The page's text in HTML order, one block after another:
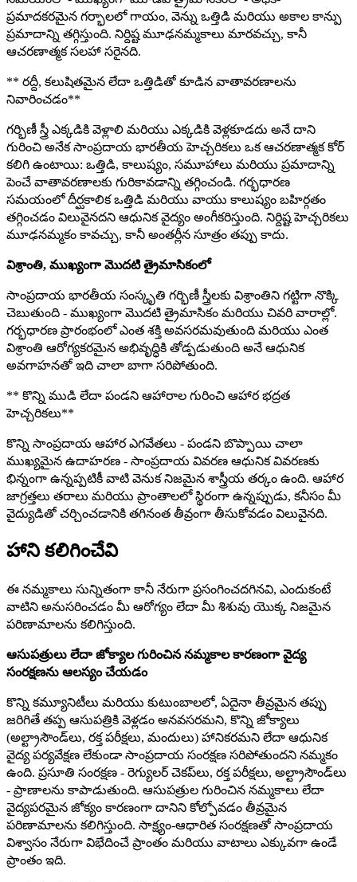
ప్రమాదకరమైన గర్భాలలో గాయం, వెన్ను ఒత్తిడి మరియు అకాల కాన్పు
ప్రమాదాన్ని తగ్గిస్తుంది. నిర్దిష్ట మూఢనమ్మకాలు మారవచ్చు, కానీ
ఆచరణాత్మక సలహా సరైనది.
** రద్దీ, కలుషితమైన లేదా ఒత్తిడితో కూడిన వాతావరణాలను
నివారించడం**
గర్భిణీ స్త్రీ ఎక్కడికి వెళ్లాలి మరియు ఎక్కడికి వెళ్లకూడదు అనే దాని
గురించి అనేక సాంప్రదాయ భారతీయ హెచ్చరికలు ఒక ఆచరణాత్మక కోర్
కలిగి ఉంటాయి: ఒత్తిడి, కాలుష్యం, సమూహాలు మరియు ప్రమాదాన్ని
పెంచే వాతావరణాలకు గురికావడాన్ని తగ్గించండి. గర్భధారణ
సమయంలో దీర్ఘకాలిక ఒత్తిడి మరియు వాయు కాలుష్యం బహిర్గతం
తగ్గించడం విలువైనదని ఆధునిక వైద్యం అంగీకరిస్తుంది. నిర్దిష్ట హెచ్చరికలు
మూఢనమ్మకం కావచ్చు, కానీ అంతర్లీన సూత్రం తప్పు కాదు.
విశ్రాంతి, ముఖ్యంగా మొదటి త్రైమాసికంలో
సాంప్రదాయ భారతీయ సంస్కృతి గర్భిణీ స్త్రీలకు విశ్రాంతిని గట్టిగా నొక్కి
చెబుతుంది - ముఖ్యంగా మొదటి త్రైమాసికం మరియు చివరి వారాల్లో.
గర్భధారణ ప్రారంభంలో ఎంత శక్తి అవసరమవుతుంది మరియు ఎంత
విశ్రాంతి ఆరోగ్యకరమైన అభివృద్ధికి తోడ్పడుతుంది అనే ఆధునిక
అవగాహనతో ఇది చాలా బాగా సరిపోతుంది.
** కొన్ని ముడి లేదా పండని ఆహారాల గురించి ఆహార భద్రత
హెచ్చరికలు**
కొన్ని సాంప్రదాయ ఆహార ఎగవేతలు - పండని బొప్పాయి చాలా
ముఖ్యమైన ఉదాహరణ - సాంప్రదాయ వివరణ ఆధునిక వివరణకు
భిన్నంగా ఉన్నప్పటికీ వాటి వెనుక నిజమైన శాస్త్రీయ తర్కం ఉంది. ఆహార
జాగ్రత్తలు తరాలు మరియు ప్రాంతాలలో స్థిరంగా ఉన్నప్పుడు, కనీసం మీ
వైద్యుడితో చర్చించడానికి తగినంత తీవ్రంగా తీసుకోవడం విలువైనది.
హాని కలిగించేవి
ఈ నమ్మకాలు సున్నితంగా కానీ నేరుగా ప్రసంగించదగినవి, ఎందుకంటే
వాటిని అనుసరించడం మీ ఆరోగ్యం లేదా మీ శిశువు యొక్క నిజమైన
పరిణామాలను కలిగిస్తుంది.
ఆసుపత్రులు లేదా జోక్యాల గురించిన నమ్మకాల కారణంగా వైద్య
సంరక్షణను ఆలస్యం చేయడం
కొన్ని కమ్యూనిటీలు మరియు కుటుంబాలలో, ఏదైనా తీవ్రమైన తప్పు
జరిగితే తప్ప ఆసుపత్రికి వెళ్లడం అనవసరమని, కొన్ని జోక్యాలు
(అల్ట్రాసౌండ్‌లు, రక్త పరీక్షలు, మందులు) హానికరమని లేదా ఆధునిక
వైద్య పర్యవేక్షణ లేకుండా సాంప్రదాయ సంరక్షణ సరిపోతుందని నమ్మకం
ఉంది. ప్రసూతి సంరక్షణ - రెగ్యులర్ చెకప్‌లు, రక్త పరీక్షలు, అల్ట్రాసౌండ్‌లు
- ప్రాణాలను కాపాడుతుంది. ఆసుపత్రుల గురించిన నమ్మకాలు లేదా
వైద్యపరమైన జోక్యం కారణంగా దానిని కోల్పోవడం తీవ్రమైన
పరిణామాలను కలిగిస్తుంది. సాక్ష్యం-ఆధారిత సంరక్షణతో సాంప్రదాయ
విశ్వాసం నేరుగా విభేదించే ప్రాంతం మరియు వాటాలు ఎక్కువగా ఉండే
ప్రాంతం ఇది.